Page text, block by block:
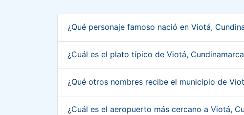
¿Qué personaje famoso nació en Viotá,
¿Cuál es el plato típico de Viotá,
¿Qué otros nombres recibe el municipio de
¿Cuál es el aeropuerto más cercano a Viotá,